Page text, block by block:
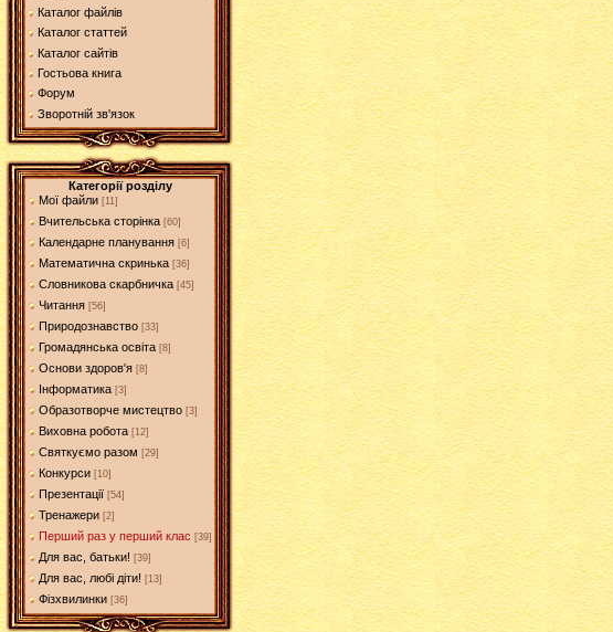
Каталог файлів
Каталог статтей
Каталог сайтів
Гостьова книга
Форум
Зворотній зв'язок
Категорії розділу
Мої файли [11]
Вчительська сторінка [60]
Календарне планування [6]
Математична скринька [36]
Словникова скарбничка [45]
Читання [56]
Природознавство [33]
Громадянська освіта [8]
Основи здоров'я [8]
Інформатика [3]
Образотворче мистецтво [3]
Виховна робота [12]
Святкуємо разом [29]
Конкурси [10]
Презентації [54]
Тренажери [2]
Перший раз у перший клас [39]
Для вас, батьки! [39]
Для вас, любі діти! [13]
Фізхвилинки [36]